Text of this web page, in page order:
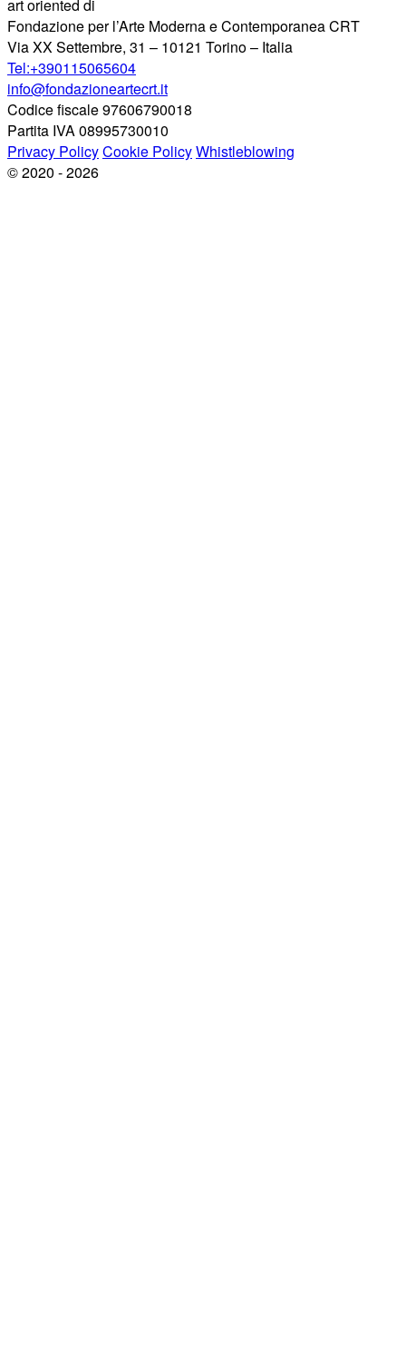
art oriented di
Fondazione per l’Arte Moderna e Contemporanea CRT
Via XX Settembre, 31 – 10121 Torino – Italia
Tel:+390115065604
info@fondazioneartecrt.it
Codice fiscale 97606790018
Partita IVA 08995730010
Privacy PolicyCookie PolicyWhistleblowing
© 2020 - 2026